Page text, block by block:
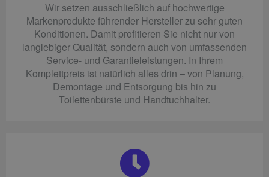
Wir setzen ausschließlich auf hochwertige
Markenprodukte führender Hersteller zu sehr guten
Konditionen. Damit profitieren Sie nicht nur von
langlebiger Qualität, sondern auch von umfassenden
Service- und Garantieleistungen. In Ihrem
Komplettpreis ist natürlich alles drin – von Planung,
Demontage und Entsorgung bis hin zu
Toilettenbürste und Handtuchhalter.